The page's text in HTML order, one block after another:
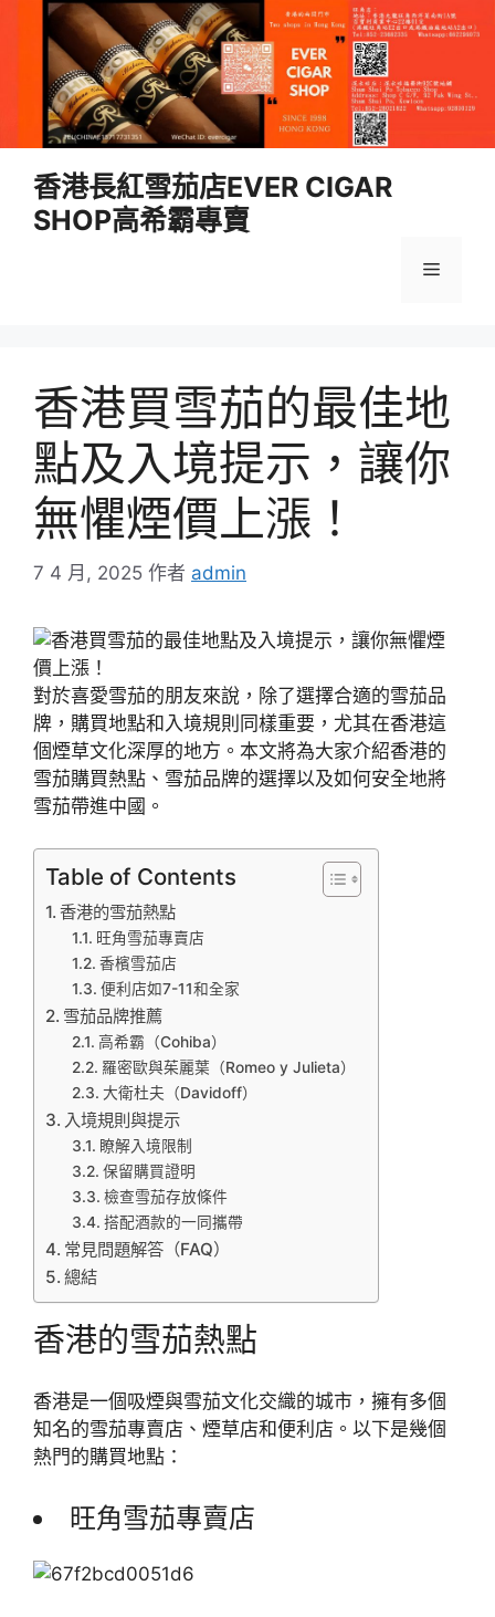
香港長紅雪茄店EVER CIGAR
SHOP高希霸專賣
選
香港買雪茄的最佳地
點及入境提示，讓你
無懼煙價上漲！
7 4 月, 2025 作者 admin
對於喜愛雪茄的朋友來說，除了選擇合適的雪茄品
牌，購買地點和入境規則同樣重要，尤其在香港這
個煙草文化深厚的地方。本文將為大家介紹香港的
雪茄購買熱點、雪茄品牌的選擇以及如何安全地將
雪茄帶進中國。
Table of Contents
香港的雪茄熱點
旺角雪茄專賣店
香檳雪茄店
便利店如7-11和全家
雪茄品牌推薦
高希霸（Cohiba）
羅密歐與茱麗葉（Romeo y Julieta）
大衛杜夫（Davidoff）
入境規則與提示
瞭解入境限制
保留購買證明
檢查雪茄存放條件
搭配酒款的一同攜帶
常見問題解答（FAQ）
總結
香港的雪茄熱點
香港是一個吸煙與雪茄文化交織的城市，擁有多個
知名的雪茄專賣店、煙草店和便利店。以下是幾個
熱門的購買地點：
旺角雪茄專賣店